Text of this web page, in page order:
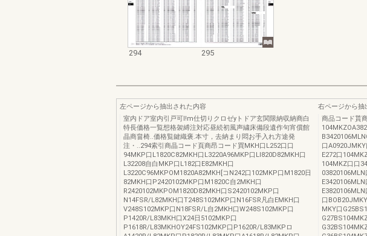
294 295
左ページから抽出された内容
室内ドア室内引戸可I!m仕切りクロゼyトドア玄関限納収納商白
特長価格一覧想格袈縛注対応昼続初風声繍床備段遺作句宵償館
晶商畠椅..価格覧鍵織褒.本寸，去納まり悶お手入れ方途発
注・..294索引商晶コード頁商昂コード買MKH口L252口口
94MKP口L1820C82MKH口L3220A96MKP口Ll820D82MKH口
L32208自白MKP口L182口E82MKH口
L3220C96MKPOM1820A82MKH[コN242口102MKP口M1820日
82MKH口P2420102MKP口M1820C自2MKH口
R2420102MKPOM1820D82MKH口S2420102MKP口
N14FSR/L82MKH口T248S102MKP口N16FSR凡白EMKH口
V248S102MKP口N18FSR/L自2MKH口W248S102MKP口
P1420R/L83MKH口X24日5102MKP口
P1618R/L83MKHOY24FS102MKP口P1620R/L83MKPロ
右ページから抽
商品コード貰
口
E272口
104MKZ口口
口
MKY口